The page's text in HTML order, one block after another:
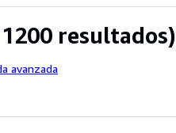
resultados)
avanzada